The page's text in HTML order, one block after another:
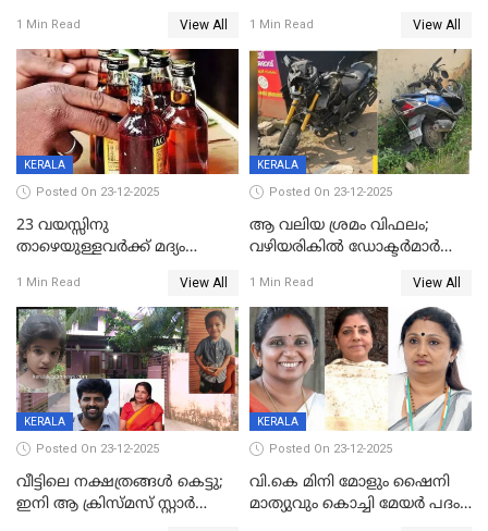
59 വർഷം തടവും 90,൦൦൦ രൂപ
പിഴയും ശിക്ഷ
1 Min Read View All
കണ്ടെത്താൻ ഇന്ന് കോർ
കമ്മിറ്റി കൂടിയില്ല';
അതൃപ്തിയുമായി ദീപ്തി മേരി
വർഗീസ്
1 Min Read View All
KERALA
Posted On 23-12-2025
23 വയസ്സിനു
താഴെയുള്ളവർക്ക് മദ്യം
നടപടി;സ്ഥാപനങ്ങൾക്കെതിരെ
രണ്ട് കേസുകൾ
1 Min Read View All
KERALA
Posted On 23-12-2025
ആ വലിയ ശ്രമം വിഫലം;
വഴിയരികില്‍ ‌ഡോക്ടര്‍മാര്‍
മരണത്തിന് കീഴടങ്ങി
1 Min Read View All
KERALA
Posted On 23-12-2025
വീട്ടിലെ നക്ഷത്രങ്ങൾ കെട്ടു;
ഇനി ആ ക്രിസ്മസ് സ്റ്റാർ
KERALA
Posted On 23-12-2025
വി.കെ മിനി മോളും ഷൈനി
മാത്യുവും കൊച്ചി മേയർ പദം